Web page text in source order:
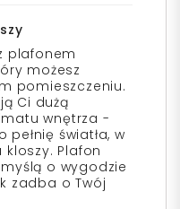
plafonem
możesz
pomieszczeniu.
Ci dużą
wnętrza -
światła, w
Plafon
o wygodzie
zadba o Twój